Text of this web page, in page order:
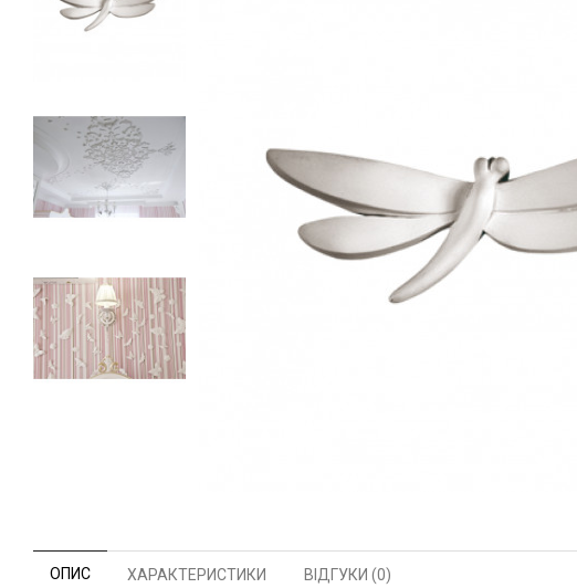
ОПИС ХАРАКТЕРИСТИКИ ВІДГУКИ (0)